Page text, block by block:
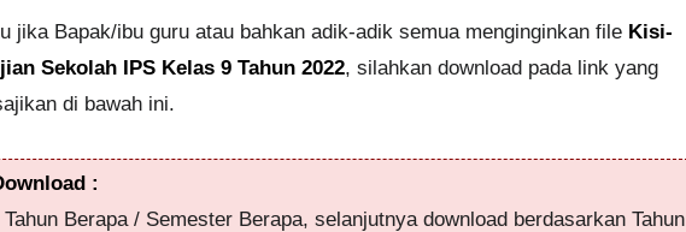
jika Bapak/ibu guru atau bahkan adik-adik semua menginginkan file Kisi-
Sekolah IPS Kelas 9 Tahun 2022, silahkan download pada link yang
di bawah ini.
:
Berapa / Semester Berapa, selanjutnya download berdasarkan Tahun